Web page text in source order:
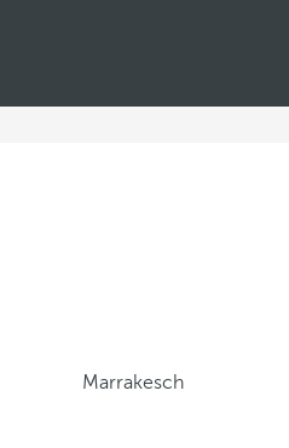
Marrakesch